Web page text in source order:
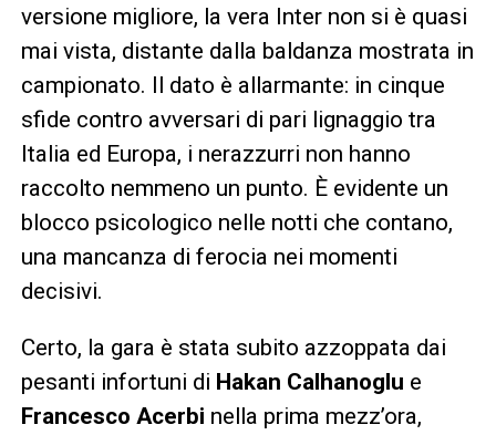
versione migliore, la vera Inter non si è quasi
mai vista, distante dalla baldanza mostrata in
campionato. Il dato è allarmante: in cinque
sfide contro avversari di pari lignaggio tra
Italia ed Europa, i nerazzurri non hanno
raccolto nemmeno un punto. È evidente un
blocco psicologico nelle notti che contano,
una mancanza di ferocia nei momenti
decisivi.
Certo, la gara è stata subito azzoppata dai
pesanti infortuni di Hakan Calhanoglu e
Francesco Acerbi nella prima mezz’ora,